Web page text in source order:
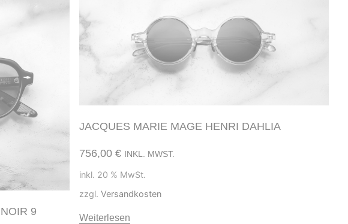
9
JACQUES MARIE MAGE HENRI DAHLIA
756,00 € INKL. MWST.
inkl. 20 % MwSt.
zzgl. Versandkosten
Weiterlesen